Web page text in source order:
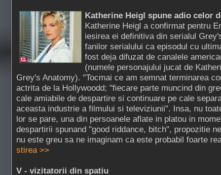
Katherine Heigl spune adio celor
Katherine Heigl a confirmat pentru
iesirea ei definitiva din serialul
fanilor serialului ca episodul cu
fost deja difuzat de canalele
(numele personajului jucat de
Grey's Anatomy). "Tocmai ce am semnat terminarea
actrita de la Hollywoodd; "fiecare parte muncind din
cale amiabile de despartire si continuare pe cale
aceasta industrie a filmului si televiziunii". Insa, nu
lor se pare, una din persoanele aflate in platou in
despartirii spunand "good riddance, bitch", propozitie
nu este greu sa ne imaginam ca este probabil foarte
stirea >>
V - vizitatorii din spatiu